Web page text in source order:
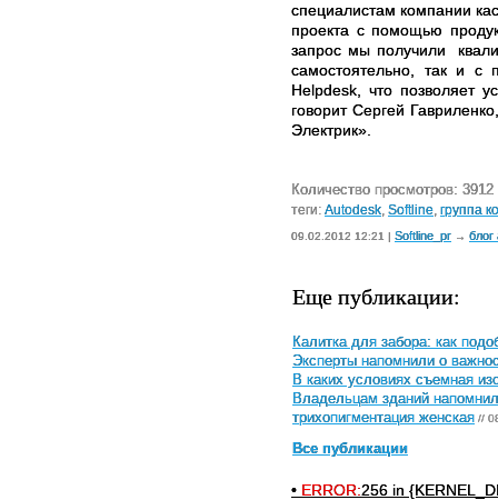
специалистам компании
проекта с помощью
запрос мы получили
самостоятельно, так и с
Helpdesk, что позволяет
говорит Сергей
Электрик».
Количество просмотров: 3912
теги: Autodesk Softline группа
09.02.2012 12:21 | Softline_pr → блог
Еще публикации:
Калитка для забора: как
Эксперты напомнили о
В каких условиях съемная
Владельцам зданий
трихопигментация женская //
Все публикации
• ERROR:256 in